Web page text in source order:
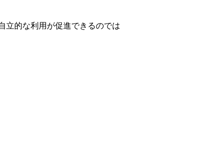
立的な利用が促進できるのでは